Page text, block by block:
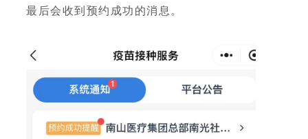
最后会收到预约成功的消息。